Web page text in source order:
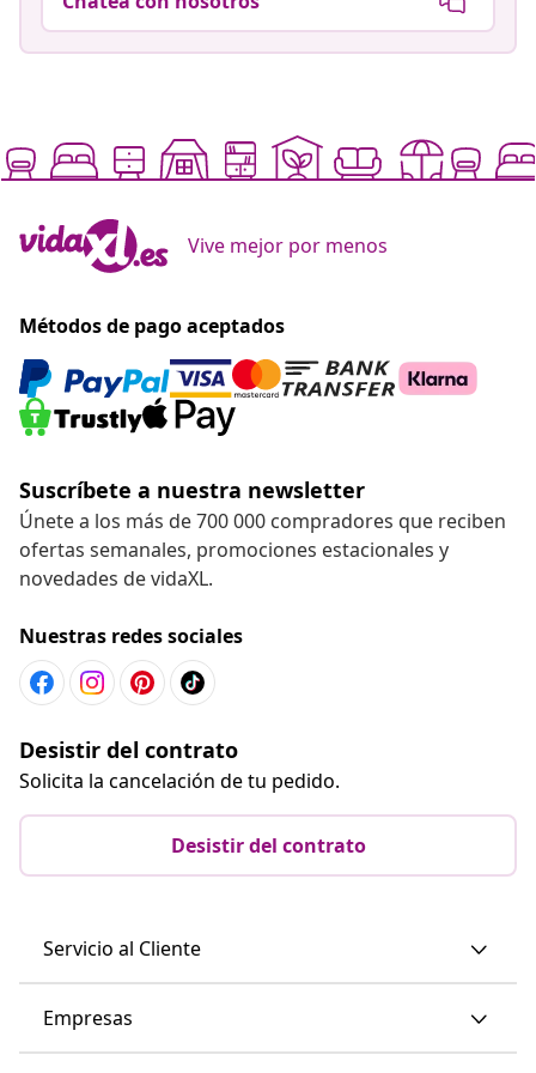
Vive mejor por menos
Métodos de pago aceptados
Suscríbete a nuestra newsletter
Únete a los más de 700 000 compradores que reciben
ofertas semanales, promociones estacionales y
novedades de vidaXL.
Nuestras redes sociales
Desistir del contrato
Solicita la cancelación de tu pedido.
Desistir del contrato
Servicio al Cliente
Empresas